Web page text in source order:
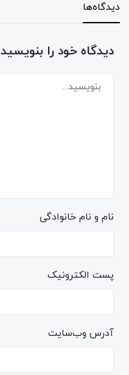
دیدگاه‌ها
دیدگاه خود را بنویسید
نام و نام خانوادگی
پست الکترونیک
آدرس وب‌سایت